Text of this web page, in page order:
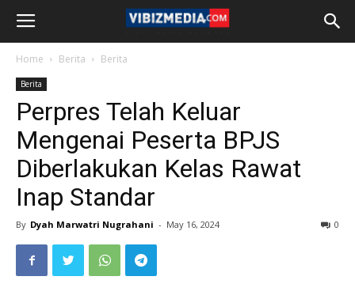
Home Berita Berita
Berita
Perpres Telah Keluar
Mengenai Peserta BPJS
Diberlakukan Kelas Rawat
Inap Standar
By Dyah Marwatri Nugrahani - May 16, 2024 0